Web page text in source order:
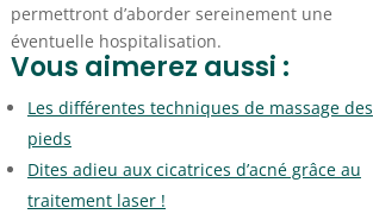
permettront d’aborder sereinement une
éventuelle hospitalisation.
Vous aimerez aussi :
Les différentes techniques de massage des
pieds
Dites adieu aux cicatrices d’acné grâce au
traitement laser !